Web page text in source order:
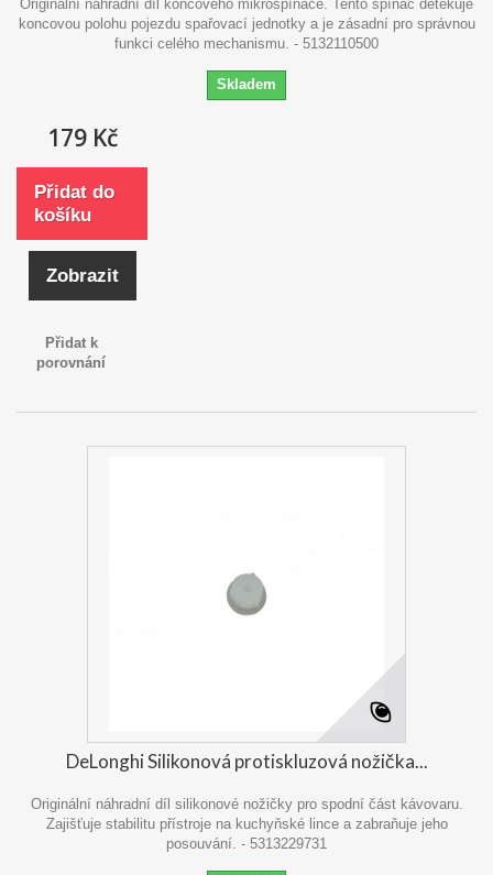
Originální náhradní díl koncového mikrospínače. Tento spínač detekuje
koncovou polohu pojezdu spařovací jednotky a je zásadní pro správnou
funkci celého mechanismu. - 5132110500
Skladem
179 Kč
Přidat do
košíku
Zobrazit
Přidat k
porovnání
DeLonghi Silikonová protiskluzová nožička...
Originální náhradní díl silikonové nožičky pro spodní část kávovaru.
Zajišťuje stabilitu přístroje na kuchyňské lince a zabraňuje jeho
posouvání. - 5313229731